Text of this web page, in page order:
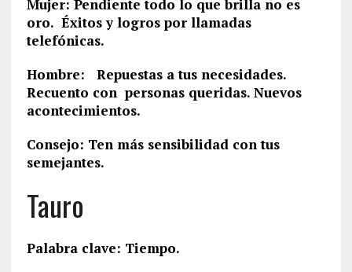
Mujer: Pendiente todo lo que brilla no es
oro. Éxitos y logros por llamadas
telefónicas.
Hombre: Repuestas a tus necesidades.
Recuento con personas queridas. Nuevos
acontecimientos.
Consejo: Ten más sensibilidad con tus
semejantes.
Tauro
Palabra clave: Tiempo.